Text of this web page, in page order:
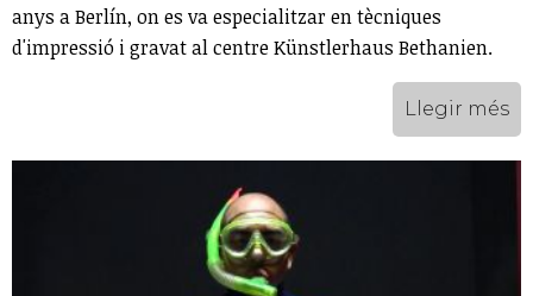
anys a Berlín, on es va especialitzar en tècniques
d'impressió i gravat al centre Künstlerhaus Bethanien.
Llegir més